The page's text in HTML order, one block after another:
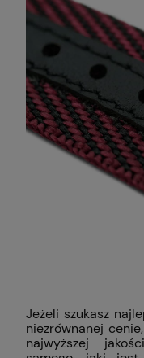
Jeżeli szukasz
niezrównanej
najwyższej